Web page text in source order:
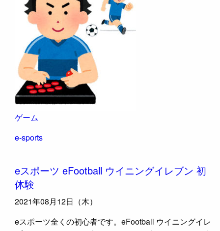
ゲーム
e-sports
eスポーツ eFootball ウイニングイレブン 初
体験
2021年08月12日（木）
eスポーツ全くの初心者です。eFootball ウイニングイレ